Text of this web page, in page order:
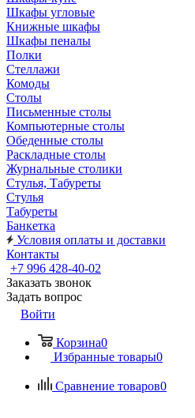
Шкафы угловые
Книжные шкафы
Шкафы пеналы
Полки
Стеллажи
Комоды
Столы
Письменные столы
Компьютерные столы
Обеденные столы
Раскладные столы
Журнальные столики
Стулья, Табуреты
Стулья
Табуреты
Банкетка
Условия оплаты и доставки
Контакты
+7 996 428-40-02
Заказать звонок
Задать вопрос
Войти
Корзина0
Избранные товары0
Сравнение товаров0